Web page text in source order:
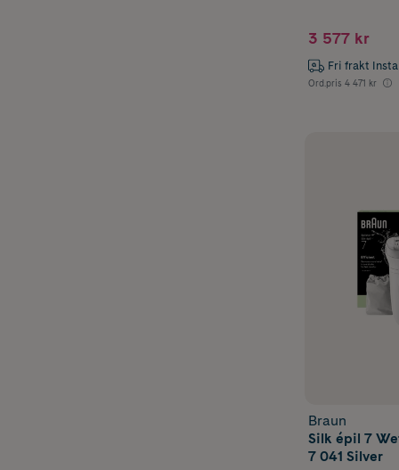
3 577 kr
Fri frakt
Ord.pris 4 471 kr
Braun
Silk épil 7
7 041 Silver